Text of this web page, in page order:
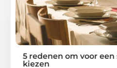
5 redenen om voor
kiezen